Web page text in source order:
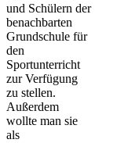
und Schülern der
benachbarten
Grundschule für
den
Sportunterricht
zur Verfügung
zu stellen.
Außerdem
wollte man sie
als